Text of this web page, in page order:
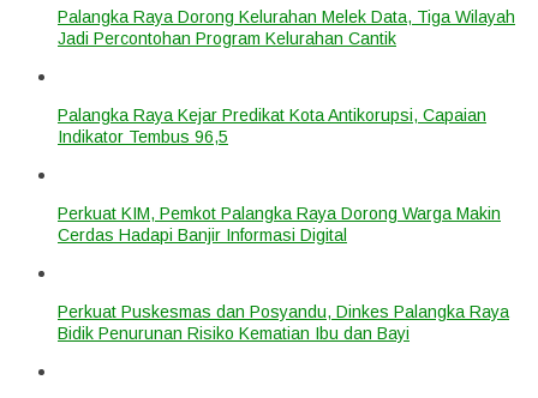
Palangka Raya Dorong Kelurahan Melek Data, Tiga Wilayah
Jadi Percontohan Program Kelurahan Cantik
Palangka Raya Kejar Predikat Kota Antikorupsi, Capaian
Indikator Tembus 96,5
Perkuat KIM, Pemkot Palangka Raya Dorong Warga Makin
Cerdas Hadapi Banjir Informasi Digital
Perkuat Puskesmas dan Posyandu, Dinkes Palangka Raya
Bidik Penurunan Risiko Kematian Ibu dan Bayi